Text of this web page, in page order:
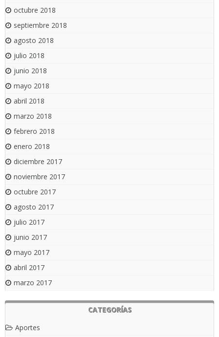
octubre 2018
septiembre 2018
agosto 2018
julio 2018
junio 2018
mayo 2018
abril 2018
marzo 2018
febrero 2018
enero 2018
diciembre 2017
noviembre 2017
octubre 2017
agosto 2017
julio 2017
junio 2017
mayo 2017
abril 2017
marzo 2017
CATEGORÍAS
Aportes